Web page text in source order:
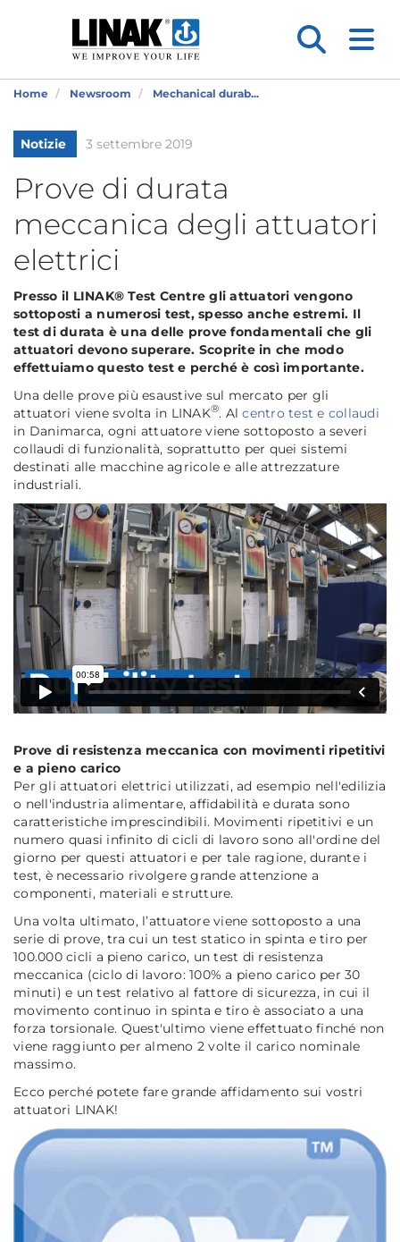
Home Newsroom Mechanical durab...
Notizie 3 settembre 2019
Prove di durata
meccanica degli attuatori
elettrici
Presso il LINAK® Test Centre gli attuatori vengono
sottoposti a numerosi test, spesso anche estremi. Il
test di durata è una delle prove fondamentali che gli
attuatori devono superare. Scoprite in che modo
effettuiamo questo test e perché è così importante.
Una delle prove più esaustive sul mercato per gli
attuatori viene svolta in LINAK®. Alcentro test e collaudi
in Danimarca, ogni attuatore viene sottoposto a severi
collaudi di funzionalità, soprattutto per quei sistemi
destinati alle macchine agricole e alle attrezzature
industriali.
Prove di resistenza meccanica con movimenti ripetitivi
e a pieno carico
Per gli attuatori elettrici utilizzati, ad esempio nell'edilizia
o nell'industria alimentare, affidabilità e durata sono
caratteristiche imprescindibili. Movimenti ripetitivi e un
numero quasi infinito di cicli di lavoro sono all'ordine del
giorno per questi attuatori e per tale ragione, durante i
test, è necessario rivolgere grande attenzione a
componenti, materiali e strutture.
Una volta ultimato, l’attuatore viene sottoposto a una
serie di prove, tra cui un test statico in spinta e tiro per
100.000 cicli a pieno carico, un test di resistenza
meccanica (ciclo di lavoro: 100% a pieno carico per 30
minuti) e un test relativo al fattore di sicurezza, in cui il
movimento continuo in spinta e tiro è associato a una
forza torsionale. Quest'ultimo viene effettuato finché non
viene raggiunto per almeno 2 volte il carico nominale
massimo.
Ecco perché potete fare grande affidamento sui vostri
attuatori LINAK!